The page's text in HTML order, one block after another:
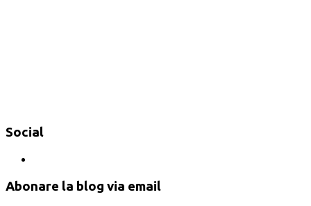
Social
Abonare la blog via email